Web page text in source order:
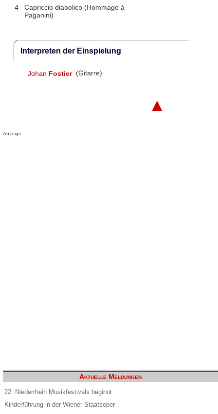
4
Capriccio diabolico (Hommage à
Paganini)
Interpreten der Einspielung
Johan Fostier (Gitarre)
▲
Anzeige
Aktuelle Meldungen
22. Niederrhein Musikfestivals beginnt
Kinderführung in der Wiener Staatsoper